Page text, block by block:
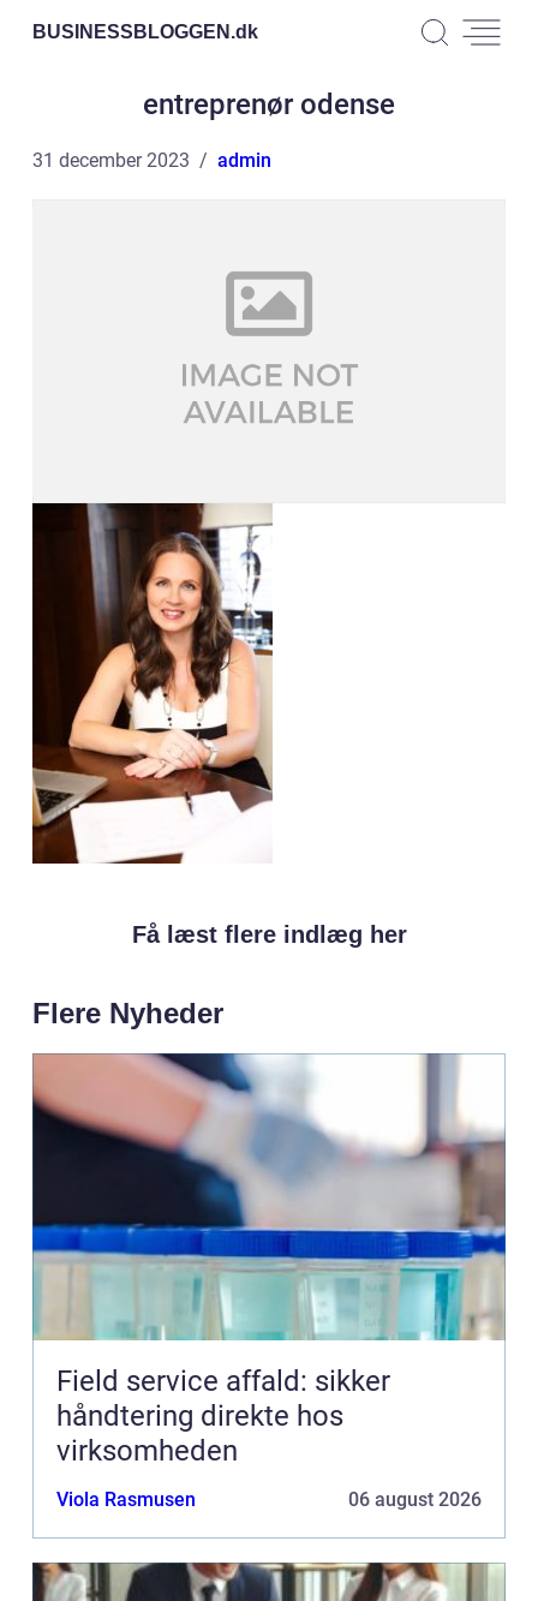
BUSINESSBLOGGEN.dk
entreprenør odense
31 december 2023 admin
Få læst flere indlæg her
Flere Nyheder
Field service affald: sikker
håndtering direkte hos
virksomheden
Viola Rasmusen 06 august 2026